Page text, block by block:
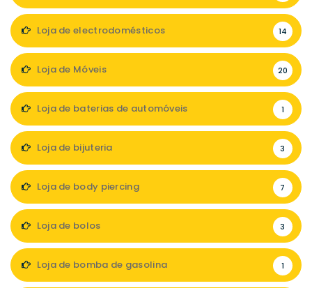
Loja de electrodomésticos 14
Loja de Móveis 20
Loja de baterias de automóveis 1
Loja de bijuteria 3
Loja de body piercing 7
Loja de bolos 3
Loja de bomba de gasolina 1